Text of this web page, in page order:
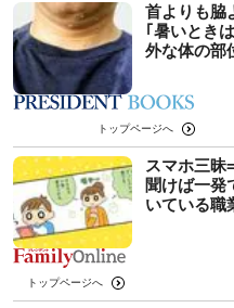
首よりも脇
｢暑いとき
外な体の部
トップページへ
スマホ三
聞けば一発
いている職
トップページへ